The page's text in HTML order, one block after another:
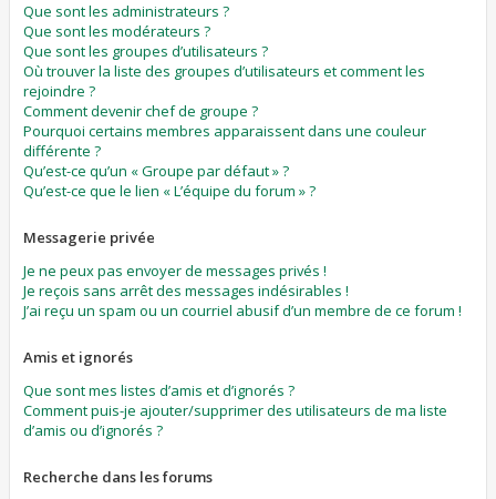
Que sont les administrateurs ?
Que sont les modérateurs ?
Que sont les groupes d’utilisateurs ?
Où trouver la liste des groupes d’utilisateurs et comment les
rejoindre ?
Comment devenir chef de groupe ?
Pourquoi certains membres apparaissent dans une couleur
différente ?
Qu’est-ce qu’un « Groupe par défaut » ?
Qu’est-ce que le lien « L’équipe du forum » ?
Messagerie privée
Je ne peux pas envoyer de messages privés !
Je reçois sans arrêt des messages indésirables !
J’ai reçu un spam ou un courriel abusif d’un membre de ce forum !
Amis et ignorés
Que sont mes listes d’amis et d’ignorés ?
Comment puis-je ajouter/supprimer des utilisateurs de ma liste
d’amis ou d’ignorés ?
Recherche dans les forums